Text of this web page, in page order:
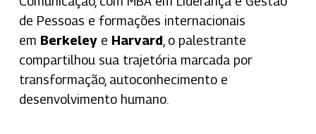
de Pessoas e formações internacionais
em Berkeleye Harvard , o palestrante
compartilhou sua trajetória marcada por
transformação, autoconhecimento e
desenvolvimento humano.